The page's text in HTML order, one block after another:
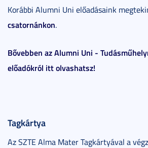
Korábbi Alumni Uni előadásaink
csatornánkon.
Bővebben az Alumni Uni -
előadókról itt olvashatsz!
Tagkártya
Az SZTE Alma Mater Tagkártyával a